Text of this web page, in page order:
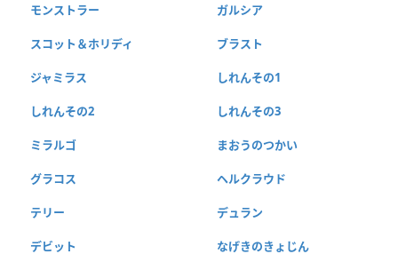
モンストラー ガルシア
スコット＆ホリディ ブラスト
ジャミラス しれんその1
しれんその2 しれんその3
ミラルゴ まおうのつかい
グラコス ヘルクラウド
テリー デュラン
デビット なげきのきょじん